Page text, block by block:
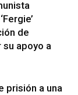
de
su apoyo a
prisión a una